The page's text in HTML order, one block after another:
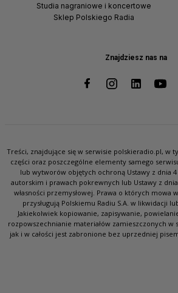
Znajdziesz nas na
Studia nagraniowe i koncertowe
Sklep Polskiego Radia
Treści, znajdujące się w serwisie polskieradio.pl, w
części oraz poszczególne elementy samego
lub wytworów objętych ochroną Ustawy z dnia
autorskim i prawach pokrewnych lub Ustawy z
własności przemysłowej. Prawa o których mowa
przysługują Polskiemu Radiu S.A. w likwidacji
Jakiekolwiek kopiowanie, zapisywanie,
rozpowszechnianie materiałów zamieszczonych w
jak i w całości jest zabronione bez uprzedniej